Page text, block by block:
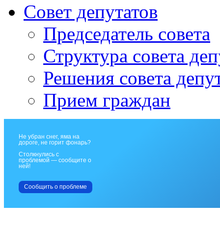
Совет депутатов
Председатель совета
Структура совета
Решения совета
Прием граждан
Не убран снег, яма на
дороге, не горит фонарь?
Столкнулись с
проблемой — сообщите о
ней!
Сообщить о проблеме